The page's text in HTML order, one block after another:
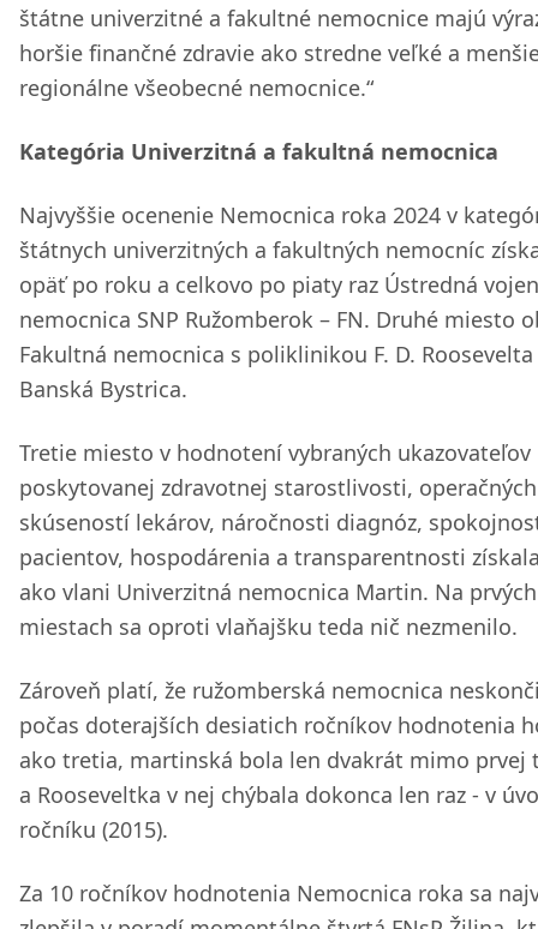
štátne univerzitné a fakultné nemocnice majú
horšie finančné zdravie ako stredne veľké a
regionálne všeobecné nemocnice.“
Kategória Univerzitná a fakultná nemocnica
Najvyššie ocenenie Nemocnica roka 2024 v
štátnych univerzitných a fakultných nemocníc
opäť po roku a celkovo po piaty raz Ústredná
nemocnica SNP Ružomberok – FN. Druhé miesto
Fakultná nemocnica s poliklinikou F. D. Roosevelta
Banská Bystrica.
Tretie miesto v hodnotení vybraných
poskytovanej zdravotnej starostlivosti, operačných
skúseností lekárov, náročnosti diagnóz,
pacientov, hospodárenia a transparentnosti
ako vlani Univerzitná nemocnica Martin. Na
miestach sa oproti vlaňajšku teda nič nezmenilo.
Zároveň platí, že ružomberská nemocnica
počas doterajších desiatich ročníkov hodnotenia
ako tretia, martinská bola len dvakrát mimo prvej
a Rooseveltka v nej chýbala dokonca len raz - v
ročníku (2015).
Za 10 ročníkov hodnotenia Nemocnica roka sa